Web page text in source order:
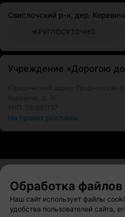
Свислочский р-н, дер.
КРУГЛОСУТОЧНО
Учреждение «Дорогою
На правах рекламы
О проекте Новости проекта
Вакансии
Публичный
Обработка
Наш сайт использует файлы
удобства пользователей сайта,